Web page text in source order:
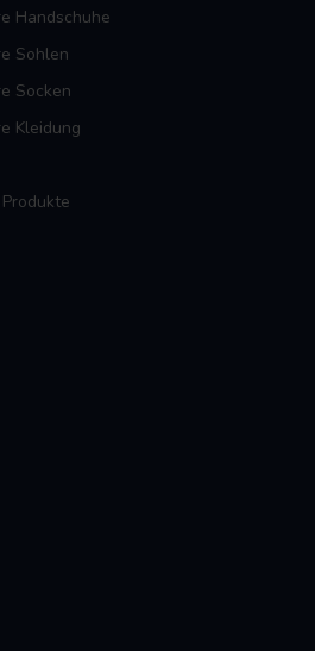
Handschuhe
Sohlen
Socken
Kleidung